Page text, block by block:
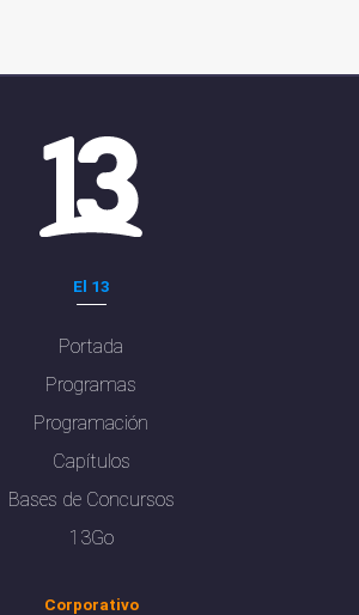
El 13
Portada
Programas
Programación
Capítulos
Bases de Concursos
13Go
Corporativo